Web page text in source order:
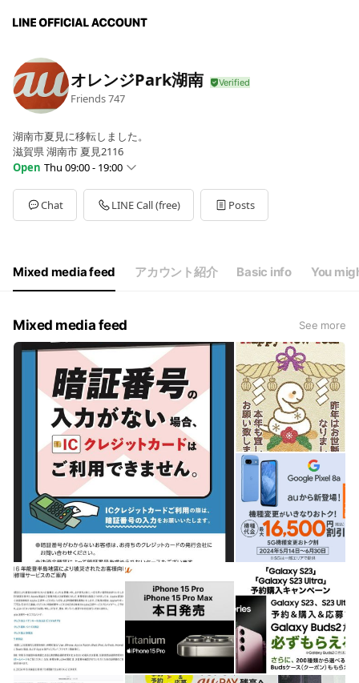
オレンジPark湖南
Friends747
湖南市夏見に移転しました。
滋賀県 湖南市 夏見2116
Open Thu 09:00 - 19:00
SunClosed
Mon09:00 - 19:00
Tue
09:00 - 19:00
Sat09:00 - 19:00
日曜日は、お問合せ下さい。
Chat LINE Call (free) Posts
Mixed media feed アカウント紹介 Basic info You
Mixed media feed See more